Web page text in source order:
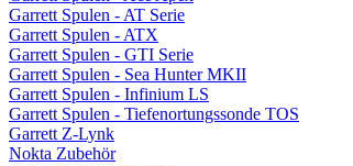
Garrett Spulen - AT Serie
Garrett Spulen - ATX
Garrett Spulen - GTI Serie
Garrett Spulen - Sea Hunter MKII
Garrett Spulen - Infinium LS
Garrett Spulen - Tiefenortungssonde TOS
Garrett Z-Lynk
Nokta Zubehör